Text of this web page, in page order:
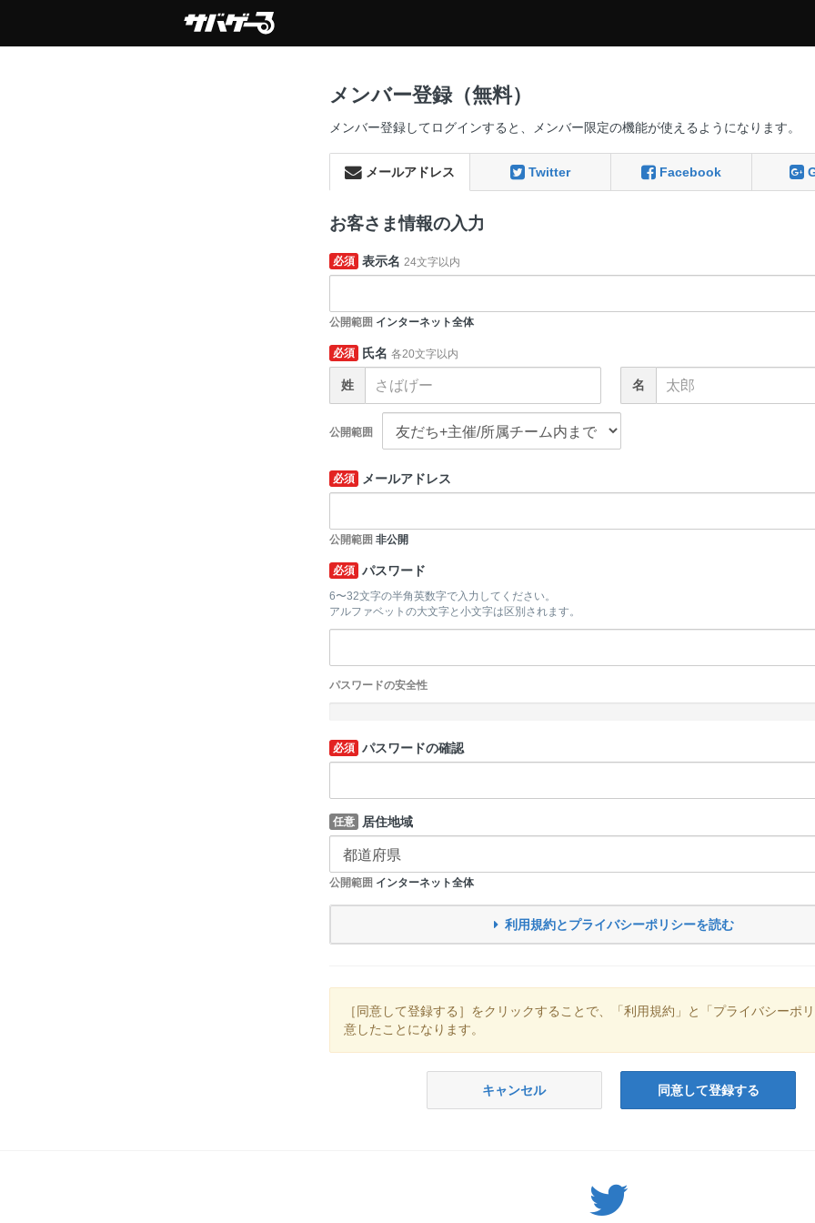
メンバー登録（無料）
メンバー登録してログインすると、メンバー限定の機能が使えるようになります。
メールアドレス Twitter Facebook
お客さま情報の入力
必須 表示名 24文字以内
公開範囲 インターネット全体
必須 氏名 各20文字以内
姓 名
公開範囲
必須 メールアドレス
公開範囲 非公開
必須 パスワード
6〜32文字の半角英数字で入力してください。
アルファベットの大文字と小文字は区別されます。
パスワードの安全性
必須 パスワードの確認
任意 居住地域
公開範囲 インターネット全体
利用規約とプライバシーポリシーを読む
［同意して登録する］をクリックすることで、「利用規約」と「プライバシーポ
意したことになります。
キャンセル 同意して登録する